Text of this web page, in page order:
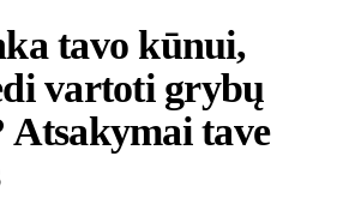
tavo kūnui,
vartoti grybų
Atsakymai tave